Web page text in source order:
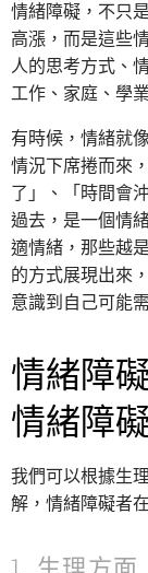
情緒障礙，不只
高漲，而是這些
人的思考方式、
工作、家庭、學
有時候，情緒就
情況下席捲而來
了」、「時間會
過去，是一個情
適情緒，那些越
的方式展現出來
意識到自己可能
情緒障
情緒障
我們可以根據生
解，情緒障礙者
1. 生理方面